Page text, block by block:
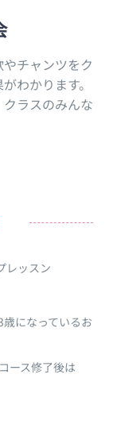
チャンツをク
わかります。
ラスのみんな
レッスン
になっているお
ース修了後は